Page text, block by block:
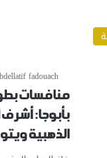
fadouach
بأبوجا:
الذهبية